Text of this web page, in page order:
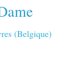
(Belgique)